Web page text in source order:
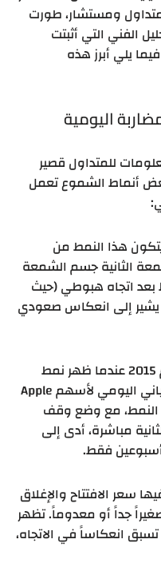
ومستشار، طورت
الفني التي أثبتت
يلي أبرز هذه
اليومية
للمتداول قصير
أنماط الشموع تعمل
هذا النمط من
الثانية جسم الشمعة
بعد اتجاه هبوطي (حيث
يشير إلى انعكاس صعودي
كان هناك موقف لا أنساه في عام 2015 عندما ظهر نمط
ابتلاع صعودي قوي على الرسم البياني اليومي لأسهم Apple
النمط، مع وضع وقف
مباشرة، أدى إلى
سعر الافتتاح والإغلاق
جداً أو معدوماً. تظهر
انعكاساً في الاتجاه،